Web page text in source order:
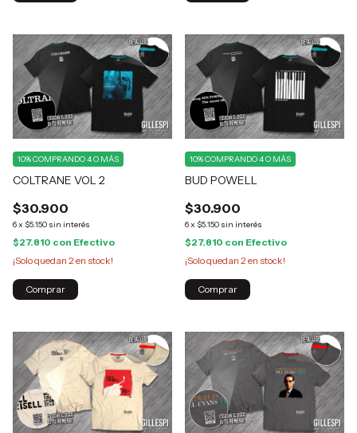
COLTRANE VOL 2
$30.900
6x $5.150 sin interés
10%COMPRANDO 4 O MÁS
$27.810 con Efectivo
¡Solo quedan 2en stock!
Comprar
BUD POWELL
$30.900
6x $5.150 sin interés
10%COMPRANDO 4 O MÁS
$27.810 con Efectivo
¡Solo quedan 2en stock!
Comprar